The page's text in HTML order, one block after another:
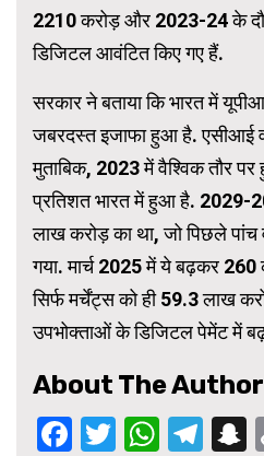
2210 करोड़ और 2023-24 के
डिजिटल आवंटित किए गए हैं.
सरकार ने बताया कि भारत में
जबरदस्त इजाफा हुआ है. एसीआई
मुताबिक, 2023 में वैश्विक तौर
प्रतिशत भारत में हुआ है. 2029-
लाख करोड़ का था, जो पिछले पांच
गया. मार्च 2025 में ये बढ़कर
सिर्फ मर्चेंट्स को ही 59.3 लाख
उपभोक्ताओं के डिजिटल पेमेंट में
About The Author
Facebook
Twitter